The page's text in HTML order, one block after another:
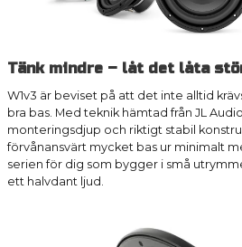
Tänk mindre – låt det låta
W1v3 är beviset på att det inte alltid
bra bas. Med teknik hämtad från JL
monteringsdjup och riktigt stabil
förvånansvärt mycket bas ur minimalt
serien för dig som bygger i små
ett halvdant ljud.